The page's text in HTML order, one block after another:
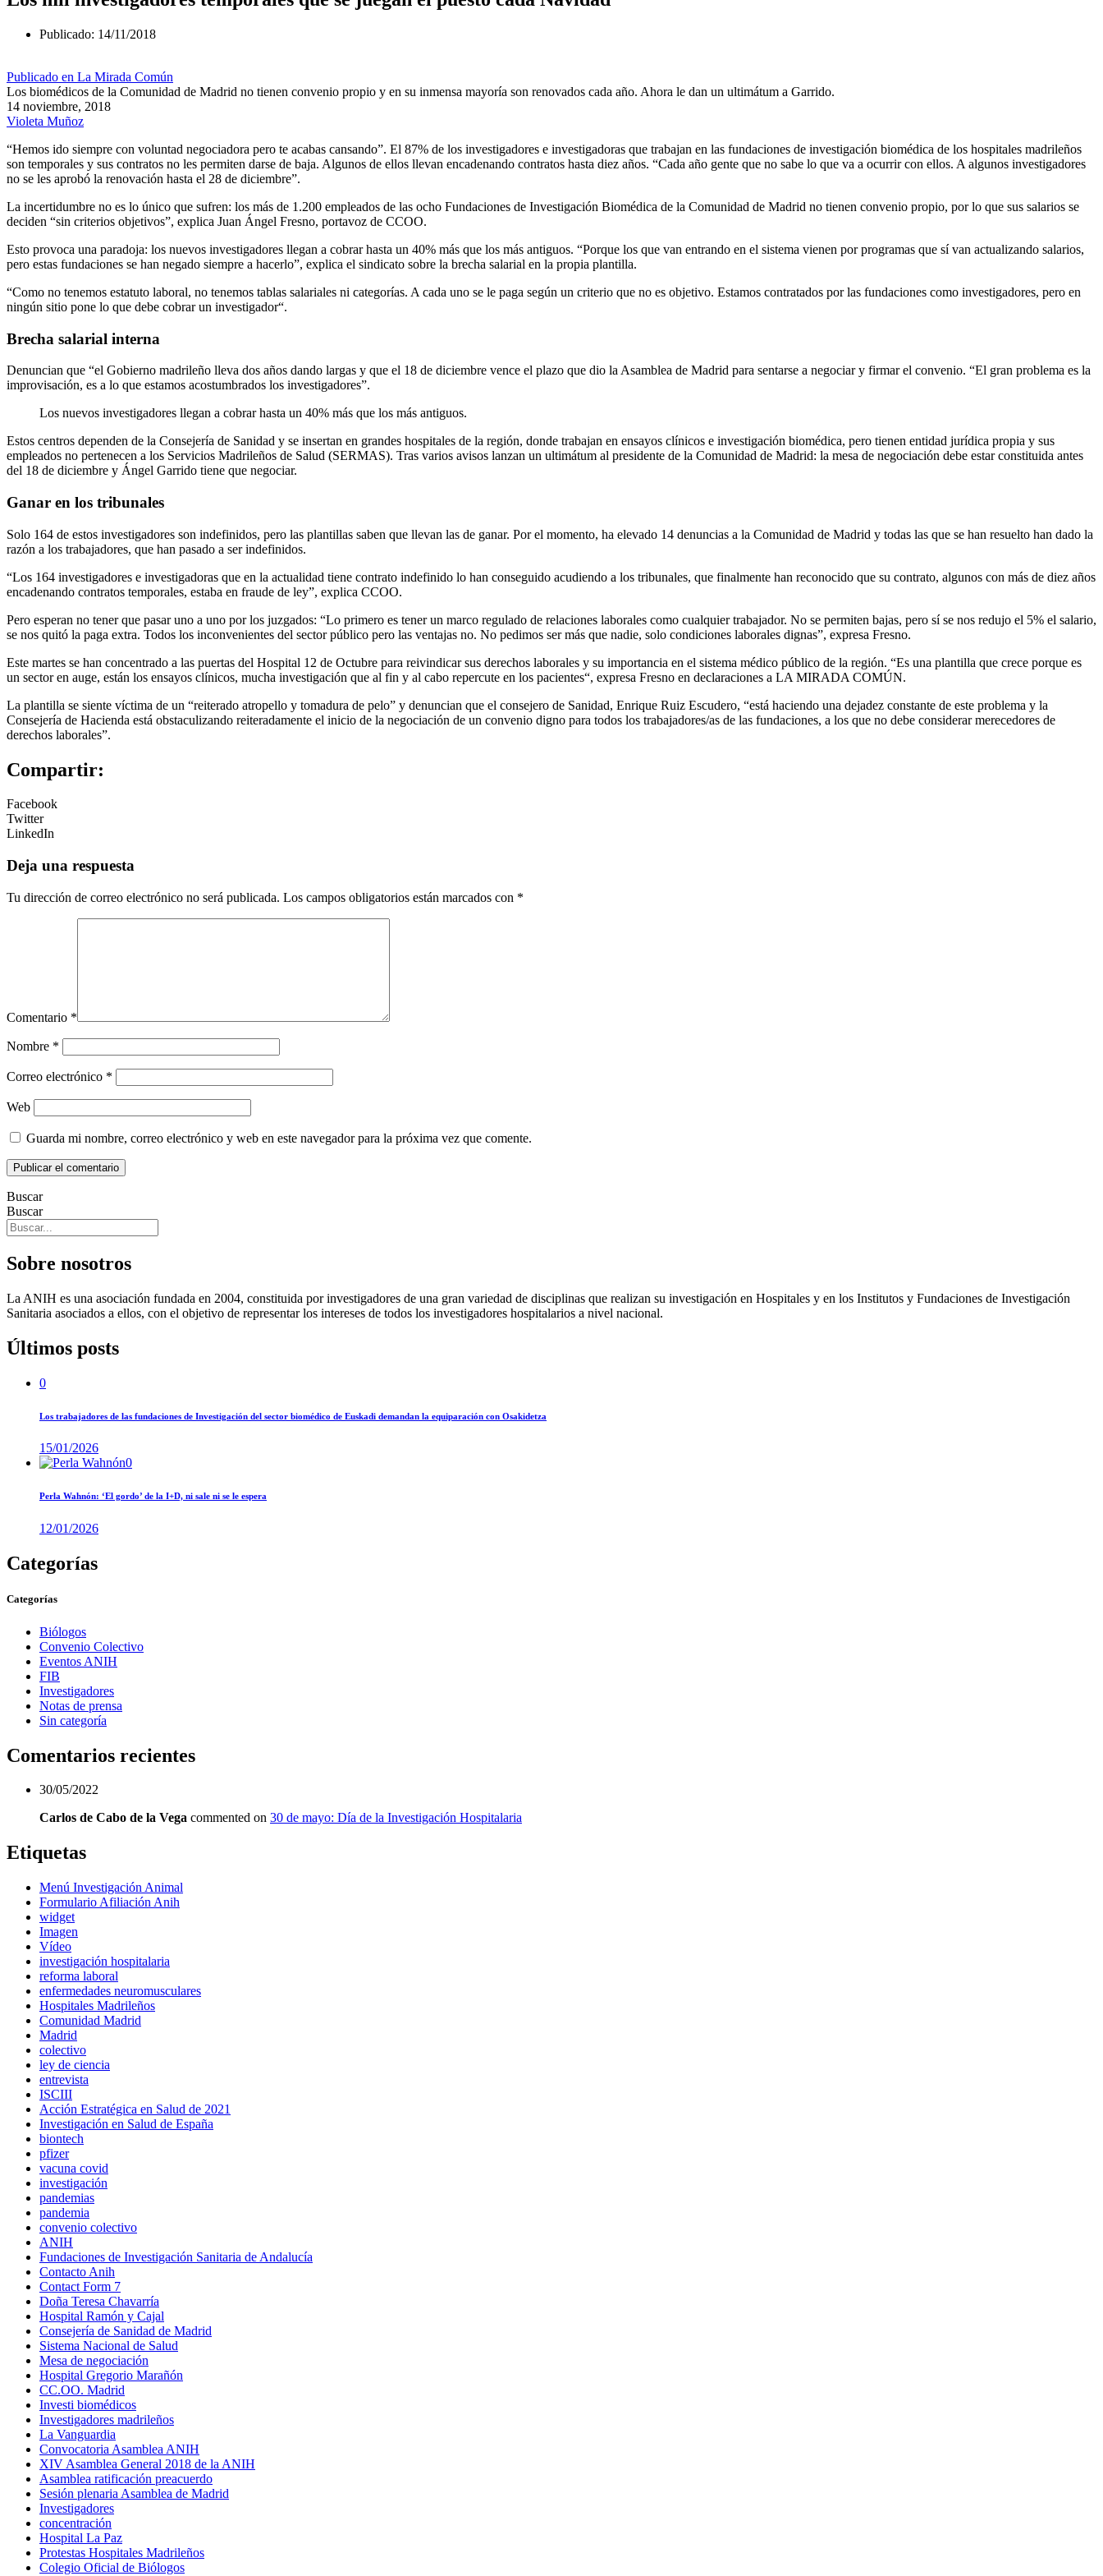
Publicado: 14/11/2018
Publicado en La Mirada Común
Los biomédicos de la Comunidad de Madrid no tienen convenio propio y en su inmensa mayoría son renovados cada año. Ahora le dan un ultimátum a Garrido.
14 noviembre, 2018
Violeta Muñoz
“Hemos ido siempre con voluntad negociadora pero te acabas cansando”. El 87% de los investigadores e investigadoras que trabajan en las fundaciones de investigación biomédica de los hospitales madrileños
son temporales y sus contratos no les permiten darse de baja. Algunos de ellos llevan encadenando contratos hasta diez años. “Cada año gente que no sabe lo que va a ocurrir con ellos. A algunos investigadores
no se les aprobó la renovación hasta el 28 de diciembre”.
La incertidumbre no es lo único que sufren: los más de 1.200 empleados de las ocho Fundaciones de Investigación Biomédica de la Comunidad de Madrid no tienen convenio propio, por lo que sus salarios se
deciden “sin criterios objetivos”, explica Juan Ángel Fresno, portavoz de CCOO.
Esto provoca una paradoja: los nuevos investigadores llegan a cobrar hasta un 40% más que los más antiguos. “Porque los que van entrando en el sistema vienen por programas que sí van actualizando salarios,
pero estas fundaciones se han negado siempre a hacerlo”, explica el sindicato sobre la brecha salarial en la propia plantilla.
“Como no tenemos estatuto laboral, no tenemos tablas salariales ni categorías. A cada uno se le paga según un criterio que no es objetivo. Estamos contratados por las fundaciones como investigadores, pero en
ningún sitio pone lo que debe cobrar un investigador“.
Brecha salarial interna
Denuncian que “el Gobierno madrileño lleva dos años dando largas y que el 18 de diciembre vence el plazo que dio la Asamblea de Madrid para sentarse a negociar y firmar el convenio. “El gran problema es la
improvisación, es a lo que estamos acostumbrados los investigadores”.
Los nuevos investigadores llegan a cobrar hasta un 40% más que los más antiguos.
Estos centros dependen de la Consejería de Sanidad y se insertan en grandes hospitales de la región, donde trabajan en ensayos clínicos e investigación biomédica, pero tienen entidad jurídica propia y sus
empleados no pertenecen a los Servicios Madrileños de Salud (SERMAS). Tras varios avisos lanzan un ultimátum al presidente de la Comunidad de Madrid: la mesa de negociación debe estar constituida antes
del 18 de diciembre y Ángel Garrido tiene que negociar.
Ganar en los tribunales
Solo 164 de estos investigadores son indefinidos, pero las plantillas saben que llevan las de ganar. Por el momento, ha elevado 14 denuncias a la Comunidad de Madrid y todas las que se han resuelto han dado la
razón a los trabajadores, que han pasado a ser indefinidos.
“Los 164 investigadores e investigadoras que en la actualidad tiene contrato indefinido lo han conseguido acudiendo a los tribunales, que finalmente han reconocido que su contrato, algunos con más de diez años
encadenando contratos temporales, estaba en fraude de ley”, explica CCOO.
Pero esperan no tener que pasar uno a uno por los juzgados: “Lo primero es tener un marco regulado de relaciones laborales como cualquier trabajador. No se permiten bajas, pero sí se nos redujo el 5% el salario,
se nos quitó la paga extra. Todos los inconvenientes del sector público pero las ventajas no. No pedimos ser más que nadie, solo condiciones laborales dignas”, expresa Fresno.
Este martes se han concentrado a las puertas del Hospital 12 de Octubre para reivindicar sus derechos laborales y su importancia en el sistema médico público de la región. “Es una plantilla que crece porque es
un sector en auge, están los ensayos clínicos, mucha investigación que al fin y al cabo repercute en los pacientes“, expresa Fresno en declaraciones a LA MIRADA COMÚN.
La plantilla se siente víctima de un “reiterado atropello y tomadura de pelo” y denuncian que el consejero de Sanidad, Enrique Ruiz Escudero, “está haciendo una dejadez constante de este problema y la
Consejería de Hacienda está obstaculizando reiteradamente el inicio de la negociación de un convenio digno para todos los trabajadores/as de las fundaciones, a los que no debe considerar merecedores de
derechos laborales”.
Compartir:
Facebook
Twitter
LinkedIn
Deja una respuesta
Tu dirección de correo electrónico no será publicada. Los campos obligatorios están marcados con *
Comentario *
Nombre *
Correo electrónico *
Web
Guarda mi nombre, correo electrónico y web en este navegador para la próxima vez que comente.
Buscar
Buscar
Sobre nosotros
La ANIH es una asociación fundada en 2004, constituida por investigadores de una gran variedad de disciplinas que realizan su investigación en Hospitales y en los Institutos y Fundaciones de Investigación
Sanitaria asociados a ellos, con el objetivo de representar los intereses de todos los investigadores hospitalarios a nivel nacional.
Últimos posts
0
Los trabajadores de las fundaciones de Investigación del sector biomédico de Euskadi demandan la equiparación con Osakidetza
15/01/2026
0
Perla Wahnón: ‘El gordo’ de la I+D, ni sale ni se le espera
12/01/2026
Categorías
Categorías
Biólogos
Convenio Colectivo
Eventos ANIH
FIB
Investigadores
Notas de prensa
Sin categoría
Comentarios recientes
30/05/2022
Carlos de Cabo de la Vega commented on 30 de mayo: Día de la Investigación Hospitalaria
Etiquetas
Menú Investigación Animal
Formulario Afiliación Anih
widget
Imagen
Vídeo
investigación hospitalaria
reforma laboral
enfermedades neuromusculares
Hospitales Madrileños
Comunidad Madrid
Madrid
colectivo
ley de ciencia
entrevista
ISCIII
Acción Estratégica en Salud de 2021
Investigación en Salud de España
biontech
pfizer
vacuna covid
investigación
pandemias
pandemia
convenio colectivo
ANIH
Fundaciones de Investigación Sanitaria de Andalucía
Contacto Anih
Contact Form 7
Doña Teresa Chavarría
Hospital Ramón y Cajal
Consejería de Sanidad de Madrid
Sistema Nacional de Salud
Mesa de negociación
Hospital Gregorio Marañón
CC.OO. Madrid
Investi biomédicos
Investigadores madrileños
La Vanguardia
Convocatoria Asamblea ANIH
XIV Asamblea General 2018 de la ANIH
Asamblea ratificación preacuerdo
Sesión plenaria Asamblea de Madrid
Investigadores
concentración
Hospital La Paz
Protestas Hospitales Madrileños
Colegio Oficial de Biólogos